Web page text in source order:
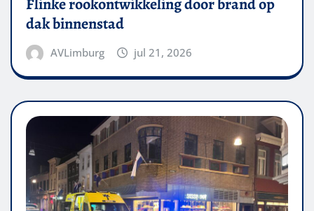
dak binnenstad
AVLimburg jul 21, 2026